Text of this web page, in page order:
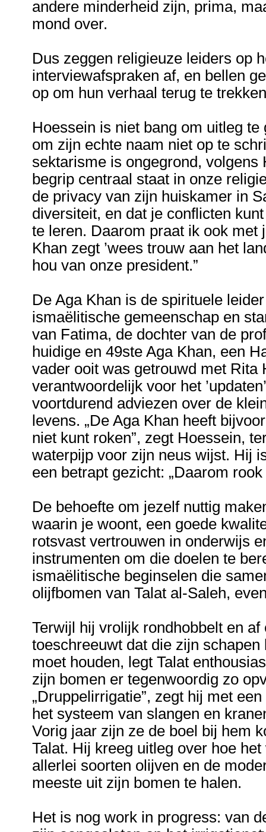
andere minderheid zijn, prima,
mond over.
Dus zeggen religieuze leiders op
interviewafspraken af, en bellen
op om hun verhaal terug te
Hoessein is niet bang om uitleg
om zijn echte naam niet op te
sektarisme is ongegrond, volgens
begrip centraal staat in onze
de privacy van zijn huiskamer in
diversiteit, en dat je conflicten
te leren. Daarom praat ik ook met
Khan zegt ’wees trouw aan het
hou van onze president.”
De Aga Khan is de spirituele
ismaëlitische gemeenschap en
van Fatima, de dochter van de
huidige en 49ste Aga Khan, een
vader ooit was getrouwd met Rita
verantwoordelijk voor het
voortdurend adviezen over de
levens. „De Aga Khan heeft
niet kunt roken”, zegt Hoessein,
waterpijp voor zijn neus wijst. Hij
een betrapt gezicht: „Daarom
De behoefte om jezelf nuttig
waarin je woont, een goede
rotsvast vertrouwen in onderwijs
instrumenten om die doelen te
ismaëlitische beginselen die
olijfbomen van Talat al-Saleh,
Terwijl hij vrolijk rondhobbelt en af
toeschreeuwt dat die zijn
moet houden, legt Talat
zijn bomen er tegenwoordig zo
„Druppelirrigatie”, zegt hij met
het systeem van slangen en
Vorig jaar zijn ze de boel bij hem
Talat. Hij kreeg uitleg over hoe
allerlei soorten olijven en de
meeste uit zijn bomen te halen.
Het is nog work in progress: van